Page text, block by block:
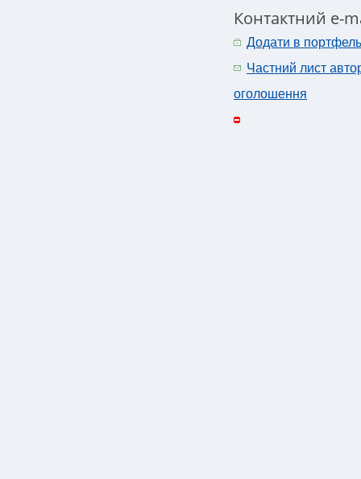
Контактний e-
Додати в портфель
Частний лист
оголошення